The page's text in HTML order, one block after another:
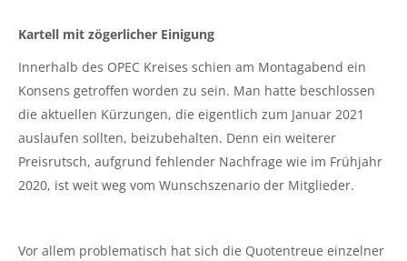
Kartell mit zögerlicher Einigung
Innerhalb des OPEC Kreises schien am Montagabend ein
Konsens getroffen worden zu sein. Man hatte beschlossen
die aktuellen Kürzungen, die eigentlich zum Januar 2021
auslaufen sollten, beizubehalten. Denn ein weiterer
Preisrutsch, aufgrund fehlender Nachfrage wie im Frühjahr
2020, ist weit weg vom Wunschszenario der Mitglieder.
Vor allem problematisch hat sich die Quotentreue einzelner